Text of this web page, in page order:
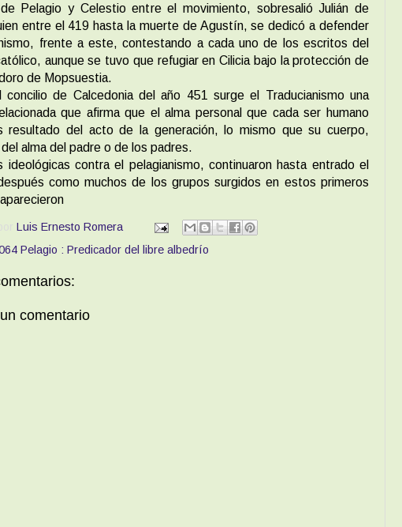
Pelagio y Celestio entre el movimiento, sobresalió Julián de
entre el 419 hasta la muerte de Agustín, se dedicó a defender
frente a este, contestando a cada uno de los escritos del
aunque se tuvo que refugiar en Cilicia bajo la protección de
de Mopsuestia.
de Calcedonia del año 451 surge el Traducianismo una
que afirma que el alma personal que cada ser humano
resultado del acto de la generación, lo mismo que su cuerpo,
alma del padre o de los padres.
ideológicas contra el pelagianismo, continuaron hasta entrado el
como muchos de los grupos surgidos en estos primeros
Luis Ernesto Romera
Pelagio : Predicador del libre albedrío
comentario